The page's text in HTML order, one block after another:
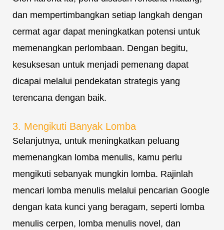
dan mempertimbangkan setiap langkah dengan
cermat agar dapat meningkatkan potensi untuk
memenangkan perlombaan. Dengan begitu,
kesuksesan untuk menjadi pemenang dapat
dicapai melalui pendekatan strategis yang
terencana dengan baik.
3. Mengikuti Banyak Lomba
Selanjutnya, untuk meningkatkan peluang
memenangkan lomba menulis, kamu perlu
mengikuti sebanyak mungkin lomba. Rajinlah
mencari lomba menulis melalui pencarian Google
dengan kata kunci yang beragam, seperti lomba
menulis cerpen, lomba menulis novel, dan